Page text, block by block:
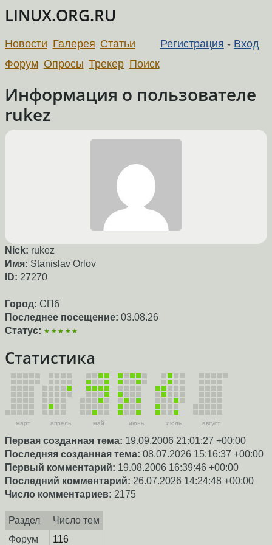
LINUX.ORG.RU
Регистрация - Вход
Новости Галерея Статьи
Форум Опросы Трекер Поиск
Информация о пользователе
rukez
Nick: rukez
Имя: Stanislav Orlov
ID: 27270
Город: СПб
Последнее посещение: 03.08.26
Статус: ★★★★★
Статистика
март апрель май июнь июль август
Первая созданная тема: 19.09.2006 21:01:27 +00:00
Последняя созданная тема: 08.07.2026 15:16:37 +00:00
Первый комментарий: 19.08.2006 16:39:46 +00:00
Последний комментарий: 26.07.2026 14:24:48 +00:00
Число комментариев: 2175
Раздел
Число тем
Форум
116